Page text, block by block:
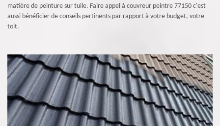
matière de peinture sur tuile. Faire appel à couvreur peintre 77150 c'est
aussi bénéficier de conseils pertinents par rapport à votre budget, votre
toit.